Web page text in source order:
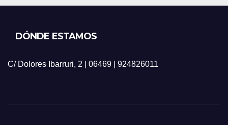
DÓNDE ESTAMOS
C/ Dolores Ibarruri, 2 | 06469 | 924826011